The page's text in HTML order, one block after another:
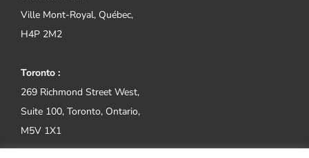
Ville Mont-Royal, Québec,
H4P 2M2
Toronto :
269 Richmond Street West,
Suite 100, Toronto, Ontario,
M5V 1X1